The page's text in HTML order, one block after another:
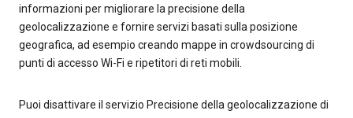
informazioni per migliorare la precisione della
geolocalizzazione e fornire servizi basati sulla posizione
geografica, ad esempio creando mappe in crowdsourcing di
punti di accesso Wi-Fi e ripetitori di reti mobili.
Puoi disattivare il servizio Precisione della geolocalizzazione di